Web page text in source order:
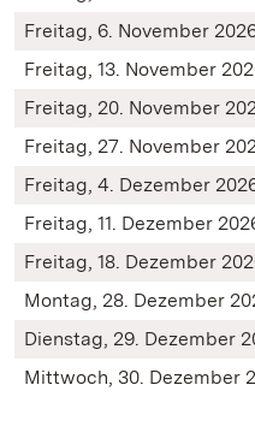
Freitag, 6. November
Freitag, 13. November
Freitag, 20. November
Freitag, 27. November
Freitag, 4. Dezember
Freitag, 11. Dezember
Freitag, 18. Dezember
Montag, 28. Dezember
Dienstag, 29. Dezember
Mittwoch, 30. Dezember